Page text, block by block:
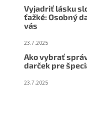
Vyjadriť lásku
ťažké: Osobný
vás
23.7.2025
Ako vybrať
darček pre
23.7.2025